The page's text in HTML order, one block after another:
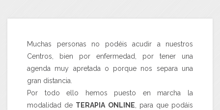
Muchas personas no podéis acudir a nuestros
Centros, bien por enfermedad, por tener una
agenda muy apretada o porque nos separa una
gran distancia.
Por todo ello hemos puesto en marcha la
modalidad de TERAPIA ONLINE, para que podáis